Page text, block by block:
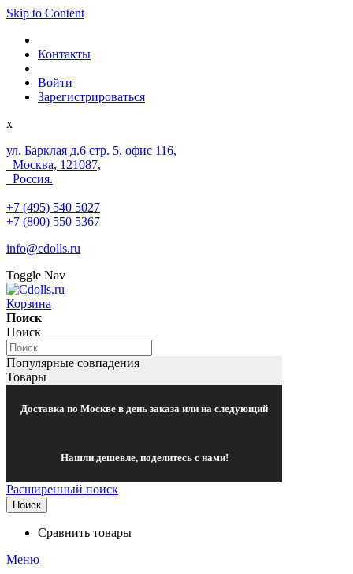
Skip to Content
Контакты
Войти
Зарегистрироваться
x
ул. Барклая д.6 стр. 5, офис 116,
Москва, 121087,
Россия.
+7 (495) 540 5027
+7 (800) 550 5367
info@cdolls.ru
Toggle Nav
Корзина
Поиск
Поиск
Популярные совпадения
Товары
Доставка по Москве в день заказа или на следующий
Нашли дешевле, поделитесь с нами!
Расширенный поиск
Поиск
Сравнить товары
Меню